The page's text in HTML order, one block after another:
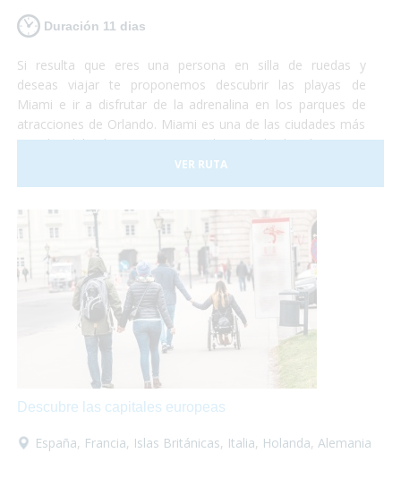
Duración 11 dias
Si resulta que eres una persona en silla de ruedas y
deseas viajar te proponemos descubrir las playas de
Miami e ir a disfrutar de la adrenalina en los parques de
atracciones de Orlando. Miami es una de las ciudades más
grandes del país y con una gran diversidad cultural. Se trata
de un lugar de gran influencia caribeña y hermosas
playas mezclado con grandes edificios y gran lujo. En este
ciudad y sus lugares característicos como la Pequeña
Habana, el Downtown, Bahía Vizcaína y al mismo tiempo
conocer las reservas naturales con muchas especies en
peligro de extinción. La segunda parte del viaje se
desarrolla en la ciudad de Orlando. ¡No lo dudes más y vete
de vacaciones a Miami y Orlando! Será una experiencia
increíble en la que no tendrás que preocuparte por
nada... ¡Sólo en disfrutar!
VER RUTA
Descubre las capitales europeas
España, Francia, Islas Británicas, Italia, Holanda, Alemania